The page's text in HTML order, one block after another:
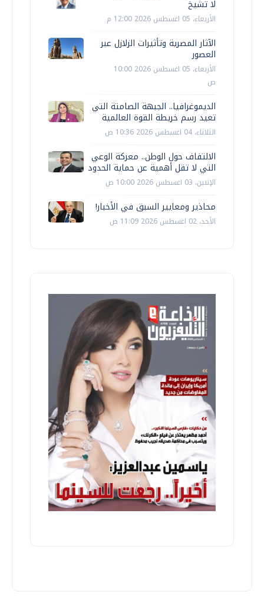
لا تشيخ
الأربعاء، 05 اغسطس 2026 12:00 م
الآثار المصرية وتأثيرات الزلازل عبر
العصور
الأربعاء، 05 اغسطس 2026 10:00
ص
الديموغرافيا.. الجبهة الصامتة التي
تعيد رسم خريطة القوة العالمية
الثلاثاء، 04 اغسطس 2026 10:36 ص
الالتفاف حول الوطن.. معركة الوعي
التي لا تقل أهمية عن حماية الحدود
الإثنين، 03 اغسطس 2026 10:00 ص
محاذير ومعايير السبق في الأخبار!
الأحد، 02 اغسطس 2026 11:09 ص